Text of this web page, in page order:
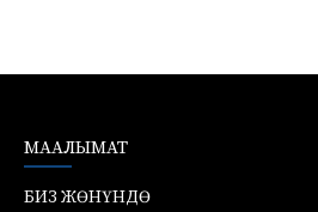
МААЛЫМАТ
БИЗ ЖӨНҮНДӨ